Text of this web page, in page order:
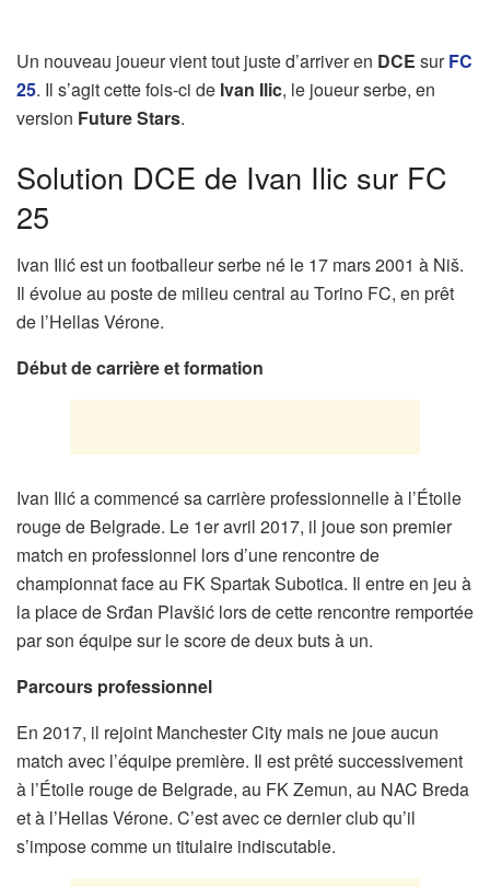
Un nouveau joueur vient tout juste d’arriver en DCE surFC
25. Il s’agit cette fois-ci de Ivan Ilic, le joueur serbe, en
version Future Stars.
Solution DCE de Ivan Ilic sur FC
25
Ivan Ilić est un footballeur serbe né le 17 mars 2001 à Niš.
Il évolue au poste de milieu central au Torino FC, en prêt
de l’Hellas Vérone.
Début de carrière et formation
Ivan Ilić a commencé sa carrière professionnelle à l’Étoile
rouge de Belgrade. Le 1er avril 2017, il joue son premier
match en professionnel lors d’une rencontre de
championnat face au FK Spartak Subotica. Il entre en jeu à
la place de Srđan Plavšić lors de cette rencontre remportée
par son équipe sur le score de deux buts à un.
Parcours professionnel
En 2017, il rejoint Manchester City mais ne joue aucun
match avec l’équipe première. Il est prêté successivement
à l’Étoile rouge de Belgrade, au FK Zemun, au NAC Breda
et à l’Hellas Vérone. C’est avec ce dernier club qu’il
s’impose comme un titulaire indiscutable.